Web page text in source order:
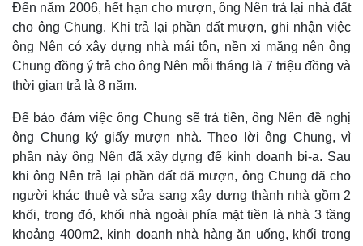
Đến năm 2006, hết hạn cho mượn, ông Nên trả lại nhà đất
cho ông Chung. Khi trả lại phần đất mượn, ghi nhận việc
ông Nên có xây dựng nhà mái tôn, nền xi măng nên ông
Chung đồng ý trả cho ông Nên mỗi tháng là 7 triệu đồng và
thời gian trả là 8 năm.
Để bảo đảm việc ông Chung sẽ trả tiền, ông Nên đề nghị
ông Chung ký giấy mượn nhà. Theo lời ông Chung, vì
phần này ông Nên đã xây dựng để kinh doanh bi-a. Sau
khi ông Nên trả lại phần đất đã mượn, ông Chung đã cho
người khác thuê và sửa sang xây dựng thành nhà gồm 2
khối, trong đó, khối nhà ngoài phía mặt tiền là nhà 3 tầng
khoảng 400m2, kinh doanh nhà hàng ăn uống, khối trong